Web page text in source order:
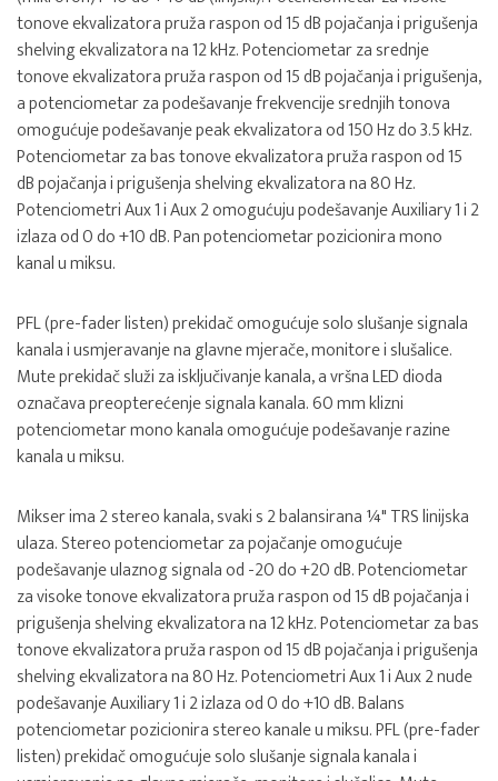
tonove ekvalizatora pruža raspon od 15 dB pojačanja i prigušenja
shelving ekvalizatora na 12 kHz. Potenciometar za srednje
tonove ekvalizatora pruža raspon od 15 dB pojačanja i prigušenja,
a potenciometar za podešavanje frekvencije srednjih tonova
omogućuje podešavanje peak ekvalizatora od 150 Hz do 3.5 kHz.
Potenciometar za bas tonove ekvalizatora pruža raspon od 15
dB pojačanja i prigušenja shelving ekvalizatora na 80 Hz.
Potenciometri Aux 1 i Aux 2 omogućuju podešavanje Auxiliary 1 i 2
izlaza od 0 do +10 dB. Pan potenciometar pozicionira mono
kanal u miksu.
PFL (pre-fader listen) prekidač omogućuje solo slušanje signala
kanala i usmjeravanje na glavne mjerače, monitore i slušalice.
Mute prekidač služi za isključivanje kanala, a vršna LED dioda
označava preopterećenje signala kanala. 60 mm klizni
potenciometar mono kanala omogućuje podešavanje razine
kanala u miksu.
Mikser ima 2 stereo kanala, svaki s 2 balansirana ¼" TRS linijska
ulaza. Stereo potenciometar za pojačanje omogućuje
podešavanje ulaznog signala od -20 do +20 dB. Potenciometar
za visoke tonove ekvalizatora pruža raspon od 15 dB pojačanja i
prigušenja shelving ekvalizatora na 12 kHz. Potenciometar za bas
tonove ekvalizatora pruža raspon od 15 dB pojačanja i prigušenja
shelving ekvalizatora na 80 Hz. Potenciometri Aux 1 i Aux 2 nude
podešavanje Auxiliary 1 i 2 izlaza od 0 do +10 dB. Balans
potenciometar pozicionira stereo kanale u miksu. PFL (pre-fader
listen) prekidač omogućuje solo slušanje signala kanala i